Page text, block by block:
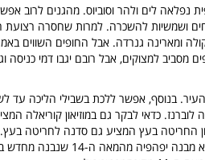
נפלאה לים ולהר וסוביוס. מהגנים לרוב
ושמשיות להשכרה. למרות שחסרה רצועת
ומארינה גנרדה. אבל החופים השווים
מסביב למצוקים, אבל רובם יגבו דמי
בנוסף, אפשר ללכת בשבילי הליכה עד
כדאי לבקר גם במוזיאון קוריאלה
החריטה בעץ המציע גם סדנה לחריטה